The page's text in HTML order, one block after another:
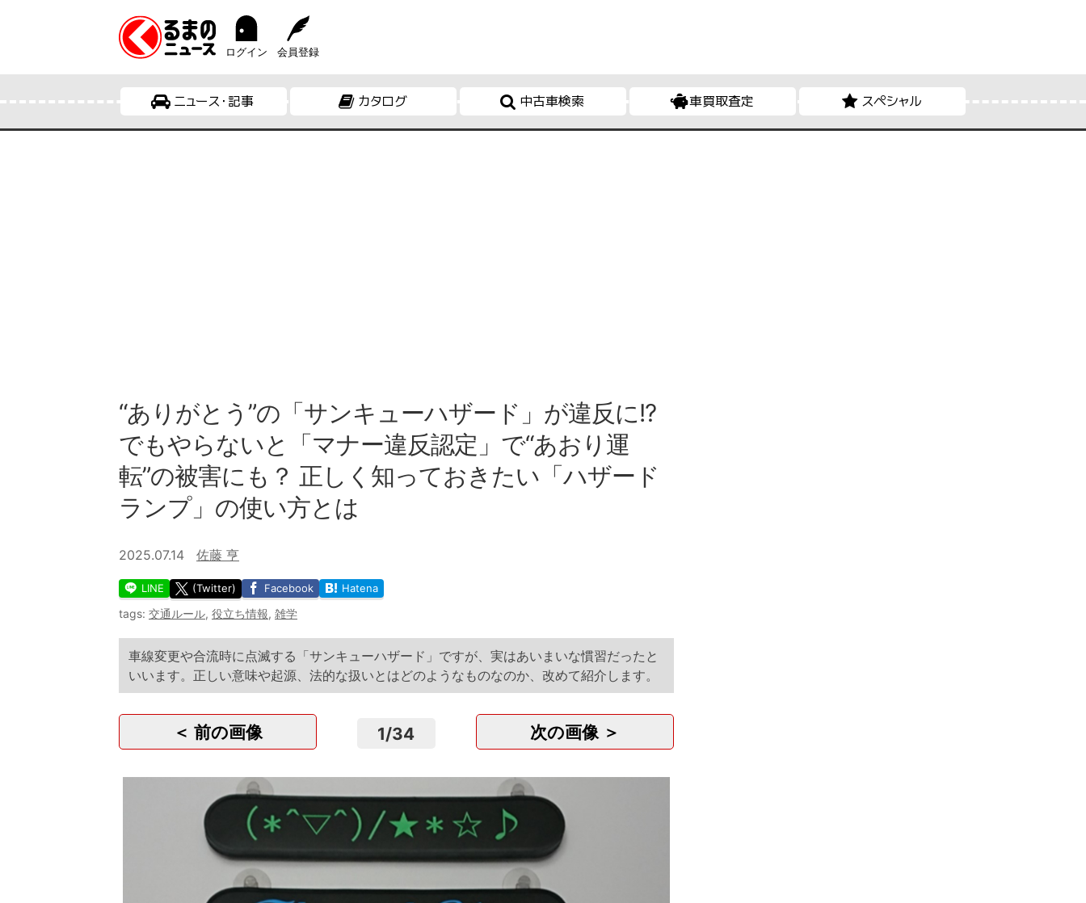
ログイン 会員登録
ニュース・記事 カタログ 中古車検索 車買取査定 スペシャル
“ありがとう”の「サンキューハザード」が違反に!?
でもやらないと「マナー違反認定」で“あおり運
転”の被害にも？ 正しく知っておきたい「ハザード
ランプ」の使い方とは
2025.07.14 佐藤 亨
LINE (Twitter) Facebook Hatena
tags: 交通ルール, 役立ち情報, 雑学
車線変更や合流時に点滅する「サンキューハザード」ですが、実はあいまいな慣習だったと
いいます。正しい意味や起源、法的な扱いとはどのようなものなのか、改めて紹介します。
＜ 前の画像 1/34 次の画像 ＞